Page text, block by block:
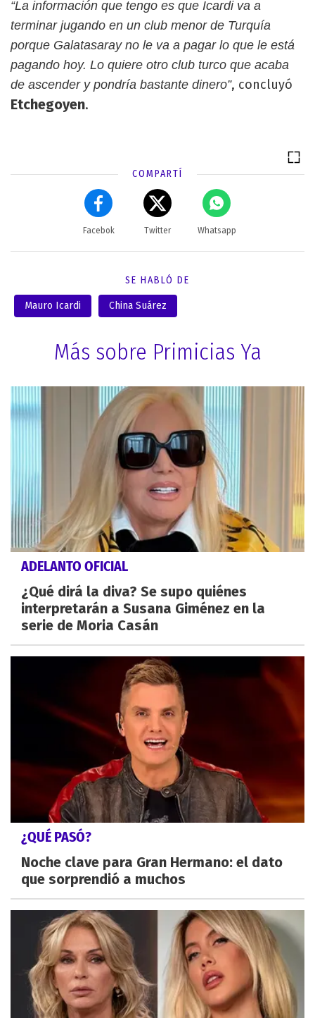
“La información que tengo es que Icardi va a
terminar jugando en un club menor de Turquía
porque Galatasaray no le va a pagar lo que le está
pagando hoy. Lo quiere otro club turco que acaba
de ascender y pondría bastante dinero”, concluyó
Etchegoyen.
COMPARTÍ
Facebok Twitter Whatsapp
SE HABLÓ DE
Mauro Icardi China Suárez
Más sobre Primicias Ya
ADELANTO OFICIAL
¿Qué dirá la diva? Se supo quiénes
interpretarán a Susana Giménez en la
serie de Moria Casán
¿QUÉ PASÓ?
Noche clave para Gran Hermano: el dato
que sorprendió a muchos